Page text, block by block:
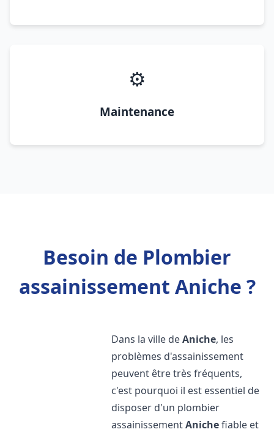
⚙️
Maintenance
Besoin de Plombier
assainissement Aniche ?
Dans la ville deAniche, les
problèmes d'assainissement
peuvent être très fréquents,
c'est pourquoi il est essentiel de
disposer d'un plombier
assainissementAnichefiable et